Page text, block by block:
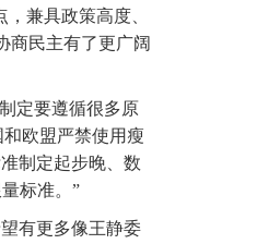
兼具政策高度、
商民主有了更广阔
定要遵循很多原
欧盟严禁使用瘦
制定起步晚、数
标准。”
有更多像王静委